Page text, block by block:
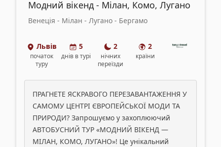
Модний вікенд - Мілан, Комо, Лугано
Венеція - Мілан - Лугано - Бергамо
Львів
початок
туру
5
днів в турі
2
нічних
переїзди
2
країни
ПРАГНЕТЕ ЯСКРАВОГО ПЕРЕЗАВАНТАЖЕННЯ У
САМОМУ ЦЕНТРІ ЄВРОПЕЙСЬКОЇ МОДИ ТА
ПРИРОДИ? Запрошуємо у захоплюючий
АВТОБУСНИЙ ТУР «МОДНИЙ ВІКЕНД —
МІЛАН, КОМО, ЛУГАНО»! Це унікальний